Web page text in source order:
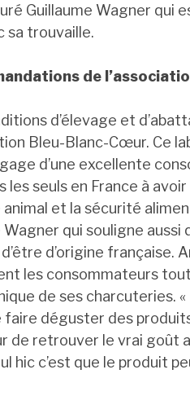
Guillaume Wagner qui
sa trouvaille.
de
d’élevage et
Bleu-Blanc-Cœur. Ce
d’une excellente
les seuls en France à
et la sécurité
qui souligne aussi
d’origine française.
les consommateurs
de ses charcuteries.
déguster des
de retrouver le vrai goût
hic c’est que le produit